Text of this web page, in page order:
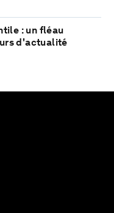
: un fléau
d'actualité